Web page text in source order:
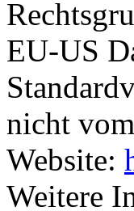
EU-US
nicht
Website:
Weitere